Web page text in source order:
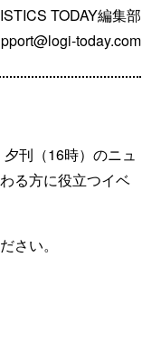
TODAY編集部
today.com
刊（16時）のニュ
る方に役立つイベ
さい。